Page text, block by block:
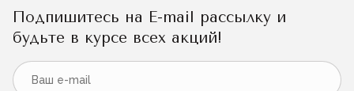
Подпишитесь на E-mail рассылку и
будьте в курсе всех акций!